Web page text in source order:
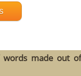
made out